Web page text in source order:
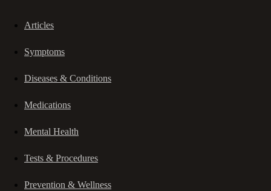
Articles
Symptoms
Diseases & Conditions
Medications
Mental Health
Tests & Procedures
Prevention & Wellness